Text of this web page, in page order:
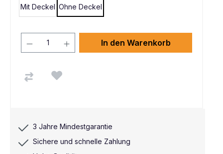
Mit Deckel Ohne Deckel
In den Warenkorb
3 Jahre Mindestgarantie
Sichere und schnelle Zahlung